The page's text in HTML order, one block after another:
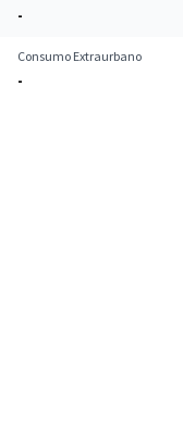
-
Consumo Extraurbano
-